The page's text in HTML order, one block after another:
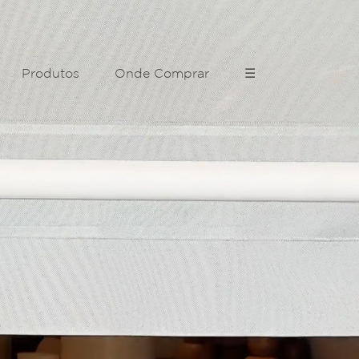
Produtos Onde Comprar ☰